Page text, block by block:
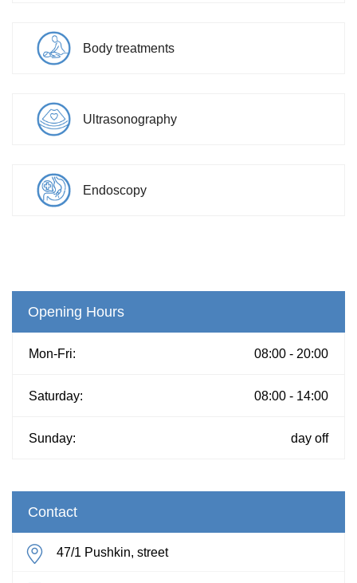
Body treatments
Ultrasonography
Endoscopy
Opening Hours
Mon-Fri: 08:00 - 20:00
Saturday: 08:00 - 14:00
Sunday: day off
Contact
47/1 Pushkin, street